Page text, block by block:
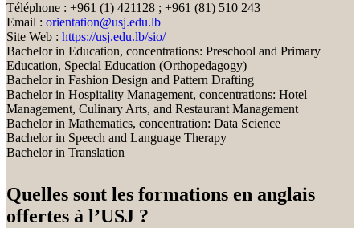
Téléphone : +961 (1) 421128 ; +961 (81) 510 243
Email : orientation@usj.edu.lb
Site Web : https://usj.edu.lb/sio/
Bachelor in Education, concentrations: Preschool and Primary
Education, Special Education (Orthopedagogy)
Bachelor in Fashion Design and Pattern Drafting
Bachelor in Hospitality Management, concentrations: Hotel
Management, Culinary Arts, and Restaurant Management
Bachelor in Mathematics, concentration: Data Science
Bachelor in Speech and Language Therapy
Bachelor in Translation
Quelles sont les formations en anglais
offertes à l’USJ ?